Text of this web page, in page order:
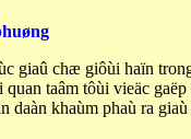
giaû chæ giôùi haïn
taâm tôùi vieäc
khaùm phaù ra